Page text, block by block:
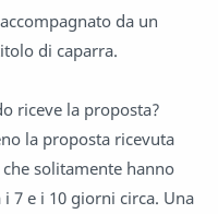
da un
di caparra.
riceve la proposta?
la proposta ricevuta
solitamente hanno
7 e i 10 giorni circa. Una